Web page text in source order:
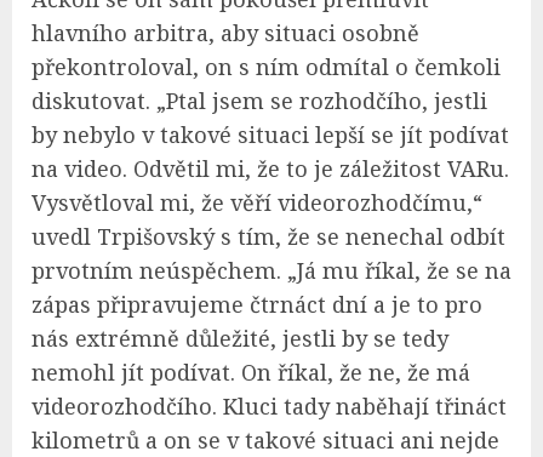
hlavního arbitra, aby situaci osobně
překontroloval, on s ním odmítal o čemkoli
diskutovat. „Ptal jsem se rozhodčího, jestli
by nebylo v takové situaci lepší se jít podívat
na video. Odvětil mi, že to je záležitost VARu.
Vysvětloval mi, že věří videorozhodčímu,“
uvedl Trpišovský s tím, že se nenechal odbít
prvotním neúspěchem. „Já mu říkal, že se na
zápas připravujeme čtrnáct dní a je to pro
nás extrémně důležité, jestli by se tedy
nemohl jít podívat. On říkal, že ne, že má
videorozhodčího. Kluci tady naběhají třináct
kilometrů a on se v takové situaci ani nejde